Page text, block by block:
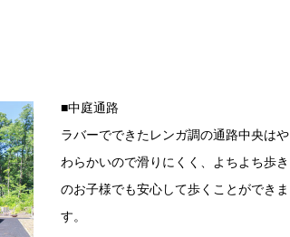
■中庭通路
ラバーでできたレンガ調の通路中央はや
わらかいので滑りにくく、よちよち歩き
のお子様でも安心して歩くことができま
す。